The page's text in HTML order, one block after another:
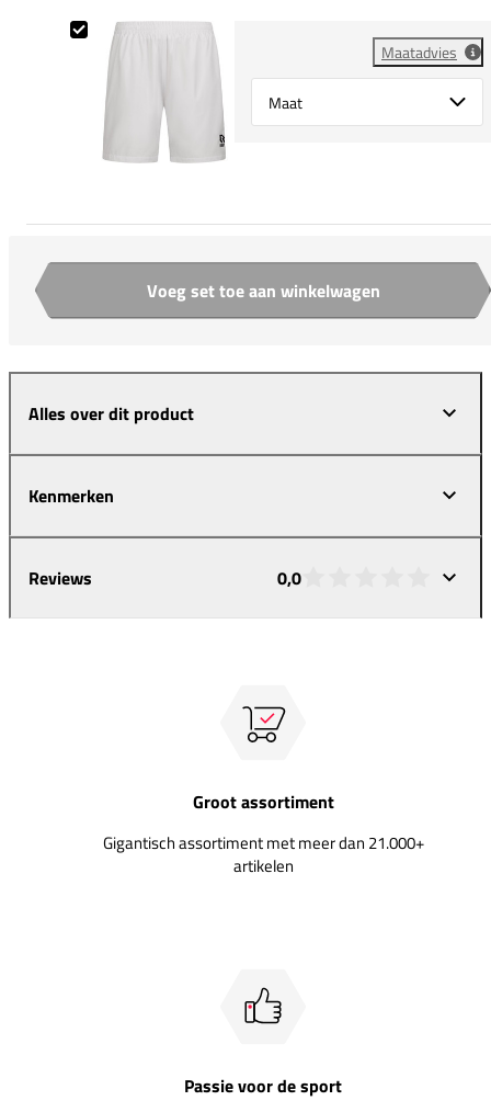
Maatadvies
Select {option} for {name}
Robey Club Short Heren
Aantal Voeg set toe aan winkelwagen
Alles over dit product
Kenmerken
Reviews 0,0
Groot assortiment
Gigantisch assortiment met meer dan 21.000+
artikelen
Passie voor de sport